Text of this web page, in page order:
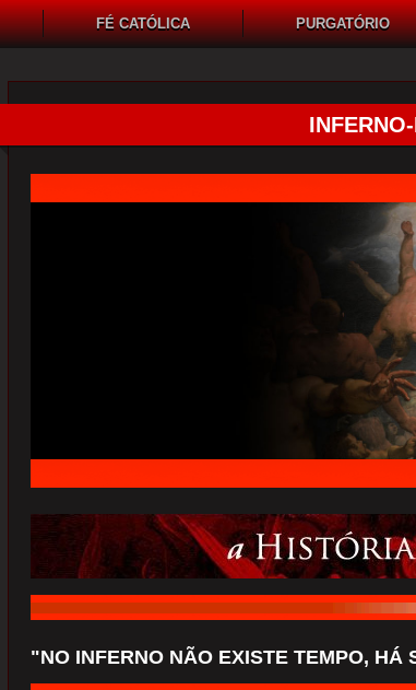
FÉ CATÓLICA PURGATÓRIO
"NO INFERNO NÃO EXISTE TEMPO, HÁ